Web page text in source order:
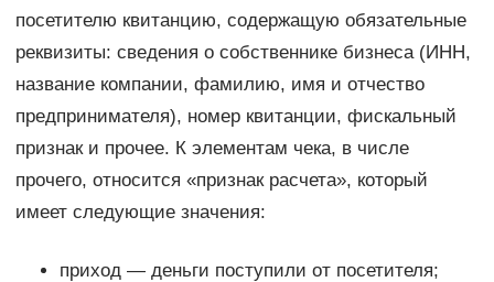
посетителю квитанцию, содержащую обязательные
реквизиты: сведения о собственнике бизнеса (ИНН,
название компании, фамилию, имя и отчество
предпринимателя), номер квитанции, фискальный
признак и прочее. К элементам чека, в числе
прочего, относится «признак расчета», который
имеет следующие значения:
приход — деньги поступили от посетителя;